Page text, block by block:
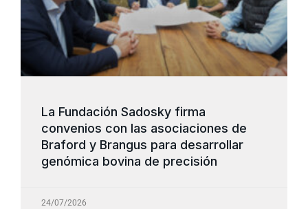
La Fundación Sadosky firma
convenios con las asociaciones de
Braford y Brangus para desarrollar
genómica bovina de precisión
24/07/2026